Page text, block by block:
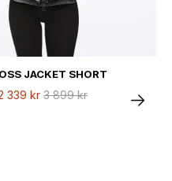
JACKET SHORT
339 kr 3 899 kr